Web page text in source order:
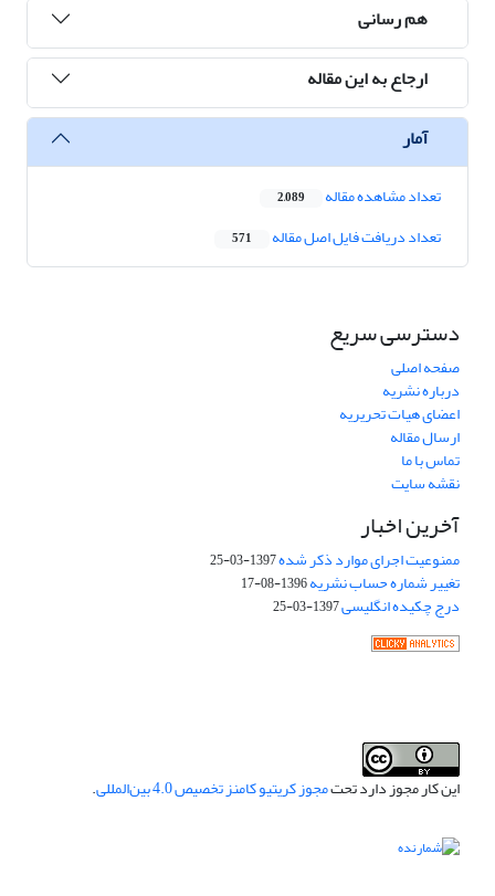
هم رسانی
ارجاع به این مقاله
آمار
تعداد مشاهده مقاله 2,089
تعداد دریافت فایل اصل مقاله 571
دسترسی سریع
صفحه اصلی
درباره نشریه
اعضای هیات تحریریه
ارسال مقاله
تماس با ما
نقشه سایت
آخرین اخبار
ممنوعیت اجرای موارد ذکر شده1397-03-25
تغییر شماره حساب نشریه1396-08-17
درج چکیده انگلیسی1397-03-25
این کار مجوز دارد تحتمجوز کریتیو کامنز تخصیص 4.0 بین‌المللی .